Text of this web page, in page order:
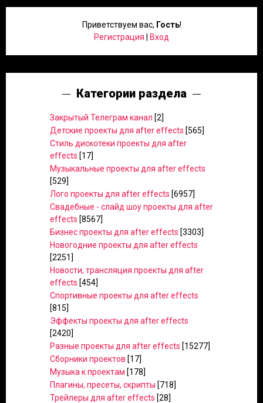
Приветствуем вас, Гость!
Регистрация
Вход
Категории раздела
Закрытый Телеграм канал [2]
Детские проекты для after effects [565]
Стиль дискотеки проекты для after
effects [17]
Музыкальные проекты для after effects
[529]
Лого проекты для after effects [6957]
Свадебные - слайд шоу проекты для after
effects [8567]
Бизнес проекты для after effects [3303]
Новогодние проекты для after effects
[2251]
Новости, трансляция проекты для after
effects [454]
Спортивные проекты для after effects
[815]
Эффекты проекты для after effects
[2420]
Разные проекты для after effects [15277]
Сборники проектов [17]
Музыка к проектам [178]
Плагины, пресеты, скрипты [718]
Трейлеры для after effects [28]